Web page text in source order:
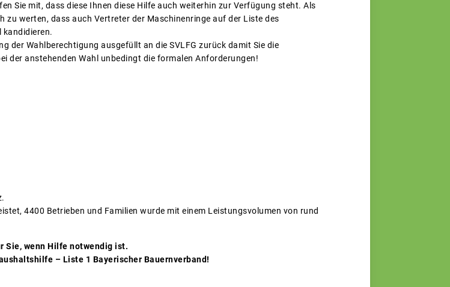
Sie mit, dass diese Ihnen diese Hilfe auch weiterhin zur Verfügung steht. Als
zu werten, dass auch Vertreter der Maschinenringe auf der Liste des
kandidieren.
der Wahlberechtigung ausgefüllt an die SVLFG zurück damit Sie die
der anstehenden Wahl unbedingt die formalen Anforderungen!
4400 Betrieben und Familien wurde mit einem Leistungsvolumen von rund
Sie, wenn Hilfe notwendig ist.
– Liste 1 Bayerischer Bauernverband!